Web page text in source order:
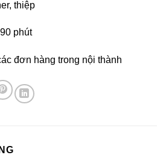
thiệp
phút
đơn hàng trong nội thành